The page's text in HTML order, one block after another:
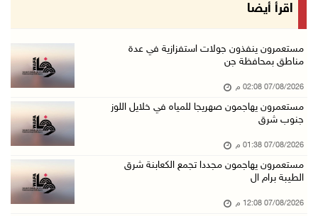
الذهب يتجه لأفضل أداء أسبوعي منذ كانون الثاني
قوات الاحتلال تنصب حاجزا عسكريا شرق بيت لحم
مستعمرون بحماية قوات الاحتلال يقتحمون برك سلي ...
محافظة القدس: انسحاب قوات الاحتلال من مخيم قل ...
07/آب/2026 08:23 ص
اقرأ أيضا
مستعمرون ينفذون جولات استفزازية في عدة
مناطق بمحافظة جن
07/08/2026 02:08 م
مستعمرون يهاجمون صهريجا للمياه في خلايل اللوز
جنوب شرق
07/08/2026 01:38 م
مستعمرون يهاجمون مجددا تجمع الكعابنة شرق
الطيبة برام ال
07/08/2026 12:08 م